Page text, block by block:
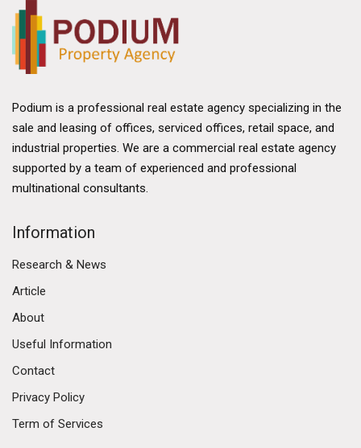
Podium is a professional real estate agency specializing in the
sale and leasing of offices, serviced offices, retail space, and
industrial properties. We are a commercial real estate agency
supported by a team of experienced and professional
multinational consultants.
Information
Research & News
Article
About
Useful Information
Contact
Privacy Policy
Term of Services